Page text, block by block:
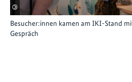
©
Besucher:innen kamen am IKI-Stand
Gespräch